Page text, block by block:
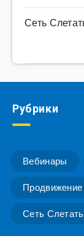
Сеть
Рубрики
Вебинары
Продвижение
Сеть